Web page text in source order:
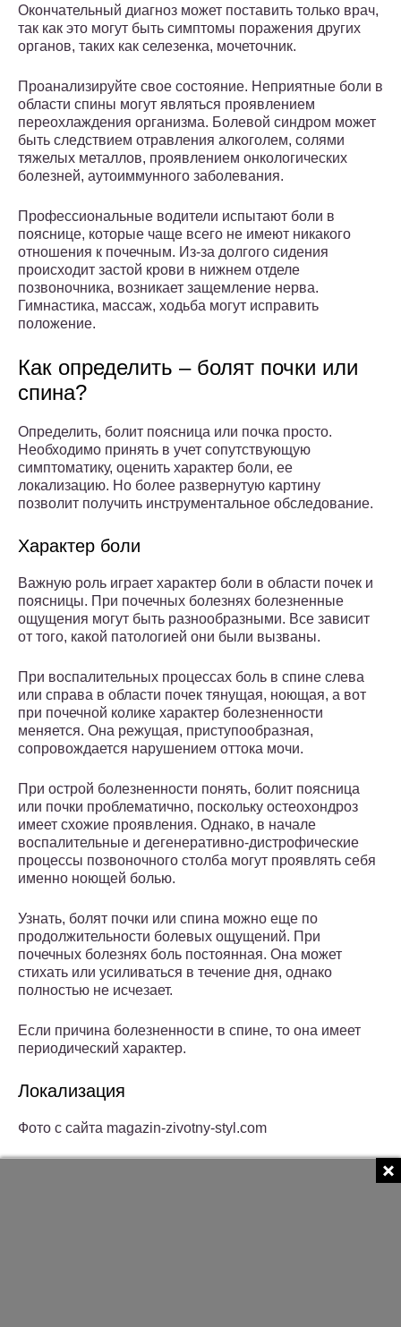
Окончательный диагноз может поставить только врач,
так как это могут быть симптомы поражения других
органов, таких как селезенка, мочеточник.
Проанализируйте свое состояние. Неприятные боли в
области спины могут являться проявлением
переохлаждения организма. Болевой синдром может
быть следствием отравления алкоголем, солями
тяжелых металлов, проявлением онкологических
болезней, аутоиммунного заболевания.
Профессиональные водители испытают боли в
пояснице, которые чаще всего не имеют никакого
отношения к почечным. Из-за долгого сидения
происходит застой крови в нижнем отделе
позвоночника, возникает защемление нерва.
Гимнастика, массаж, ходьба могут исправить
положение.
Как определить – болят почки или
спина?
Определить, болит поясница или почка просто.
Необходимо принять в учет сопутствующую
симптоматику, оценить характер боли, ее
локализацию. Но более развернутую картину
позволит получить инструментальное обследование.
Характер боли
Важную роль играет характер боли в области почек и
поясницы. При почечных болезнях болезненные
ощущения могут быть разнообразными. Все зависит
от того, какой патологией они были вызваны.
При воспалительных процессах боль в спине слева
или справа в области почек тянущая, ноющая, а вот
при почечной колике характер болезненности
меняется. Она режущая, приступообразная,
сопровождается нарушением оттока мочи.
При острой болезненности понять, болит поясница
или почки проблематично, поскольку остеохондроз
имеет схожие проявления. Однако, в начале
воспалительные и дегенеративно-дистрофические
процессы позвоночного столба могут проявлять себя
именно ноющей болью.
Узнать, болят почки или спина можно еще по
продолжительности болевых ощущений. При
почечных болезнях боль постоянная. Она может
стихать или усиливаться в течение дня, однако
полностью не исчезает.
Если причина болезненности в спине, то она имеет
периодический характер.
Локализация
Фото с сайта magazin-zivotny-styl.com